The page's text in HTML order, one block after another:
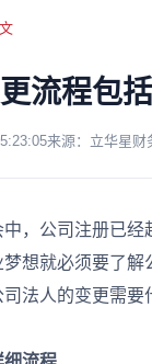
流程包
来源：立华星财
公司注册已经
梦想就必须要了
法人的变更需要